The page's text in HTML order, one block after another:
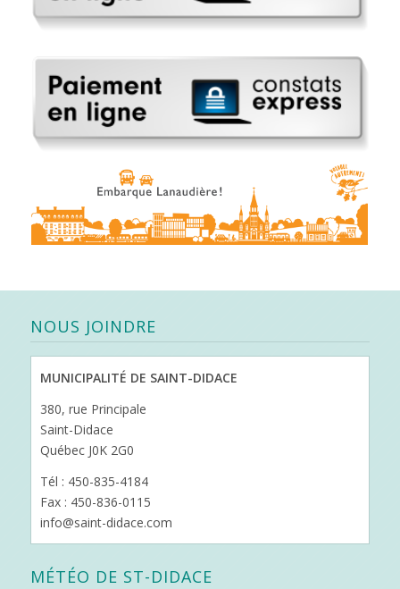
NOUS JOINDRE
MUNICIPALITÉ DE SAINT-DIDACE
380, rue Principale
Saint-Didace
Québec J0K 2G0
Tél : 450-835-4184
Fax : 450-836-0115
info@saint-didace.com
MÉTÉO DE ST-DIDACE